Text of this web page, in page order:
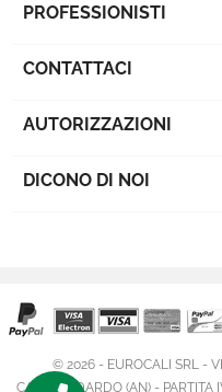
PROFESSIONISTI
CONTATTACI
AUTORIZZAZIONI
DICONO DI NOI
© 2026 - EUROCALI SRL -
CASTELFIDARDO (AN) - PARTITA